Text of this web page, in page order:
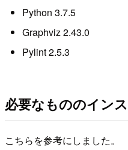
Python 3.7.5
Graphviz 2.43.0
Pylint 2.5.3
必要なもののイン
こちらを参考にしました。